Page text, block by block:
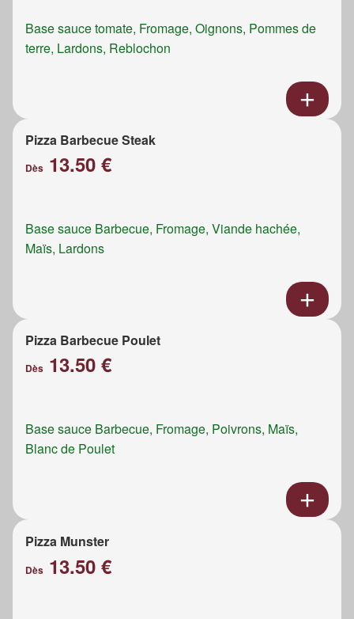
Base sauce tomate, Fromage, Oignons, Pommes de
terre, Lardons, Reblochon
Pizza Barbecue Steak
Dès 13.50 €
Base sauce Barbecue, Fromage, Viande hachée,
Maïs, Lardons
Pizza Barbecue Poulet
Dès 13.50 €
Base sauce Barbecue, Fromage, Poivrons, Maïs,
Blanc de Poulet
Pizza Munster
Dès 13.50 €